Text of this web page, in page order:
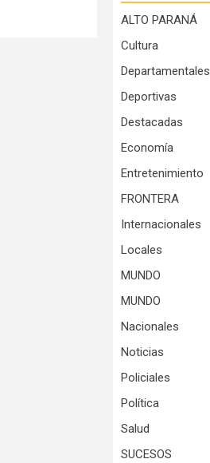
ALTO PARANÁ
Cultura
Departamentales
Deportivas
Destacadas
Economía
Entretenimiento
FRONTERA
Internacionales
Locales
MUNDO
MUNDO
Nacionales
Noticias
Policiales
Política
Salud
SUCESOS